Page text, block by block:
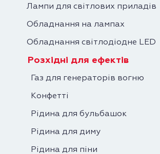
Лампи для світлових приладів
Обладнання на лампах
Обладнання світлодіодне LED
Розхідні для ефектів
Газ для генераторів вогню
Конфетті
Рідина для бульбашок
Рідина для диму
Рідина для піни